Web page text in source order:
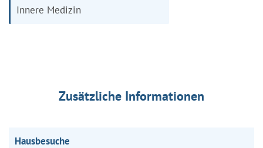
Innere Medizin
Zusätzliche Informationen
Hausbesuche